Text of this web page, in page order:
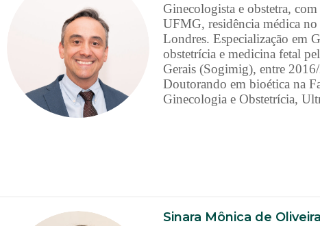
Ginecologista e obstetra,
UFMG, residência médica
Londres. Especialização em
obstetrícia e medicina fetal
Gerais (Sogimig), entre
Doutorando em bioética na
Ginecologia e Obstetrícia,
Sinara Mônica de